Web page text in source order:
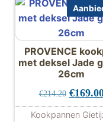
PROVENCE
met deksel Jade
26cm
€214.20 €
Kookpannen